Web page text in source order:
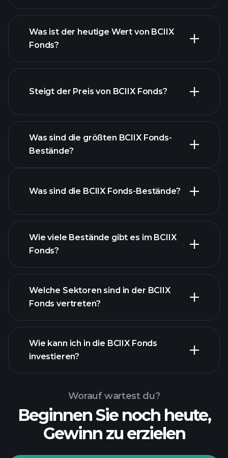
Was ist der heutige Wert von BCIIX
Fonds?
fortgeschrittenen Chart
Steigt der Preis von BCIIX Fonds?
Was sind die größten BCIIX Fonds-
Bestände?
Bestände
Was sind die BCIIX Fonds-Bestände?
Bestände
Wie viele Bestände gibt es im BCIIX
Fonds?
Welche Sektoren sind in der BCIIX
Fonds vertreten?
Wie kann ich in die BCIIX Fonds
investieren?
Worauf wartest du?
Beginnen Sie noch heute,
Gewinn zu erzielen